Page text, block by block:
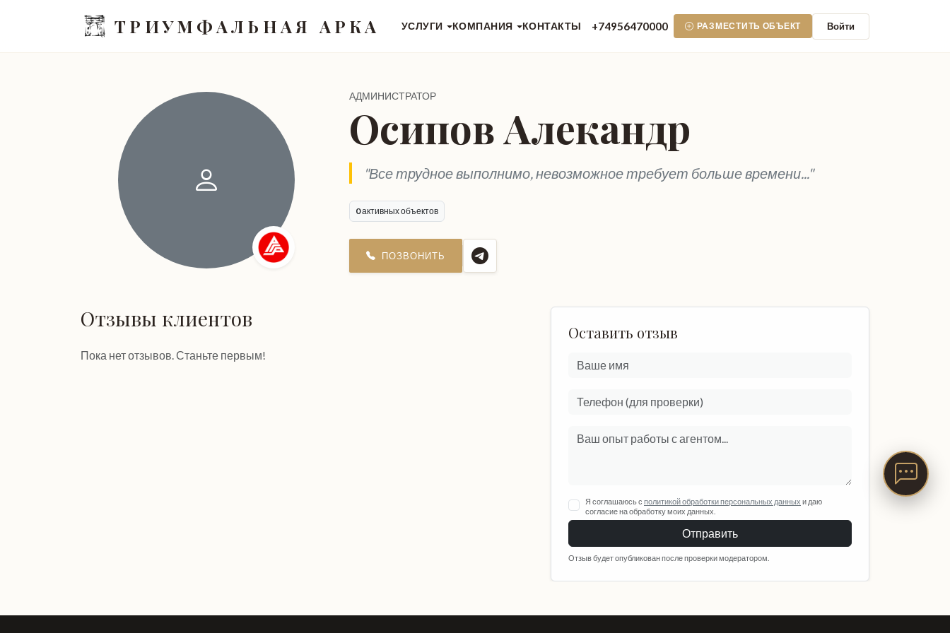
ТРИУМФАЛЬНАЯ АРКА УСЛУГИ КОМПАНИЯ КОНТАКТЫ +74956470000 РАЗМЕСТИТЬ ОБЪЕКТ Войти
АДМИНИСТРАТОР
Осипов Алекандр
"Все трудное выполнимо, невозможное требует больше времени..."
0активных объектов
ПОЗВОНИТЬ
Отзывы клиентов
Пока нет отзывов. Станьте первым!
Оставить отзыв
Я соглашаюсь с политикой обработки персональных данных и даю
согласие на обработку моих данных.
Отправить
Отзыв будет опубликован после проверки модератором.